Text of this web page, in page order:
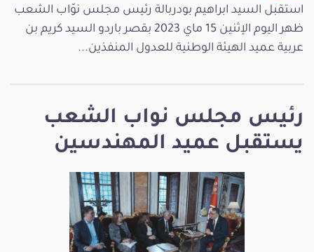
رئيس مجلس نواب الشعب
يستقبل عميد المهندسين
استقبل السيد ابراهيم بودربالة رئيس مجلس نوّاب الشعب
ظهر اليوم الإثنين 15 ماي 2023 بقصر باردو السيد كريم بن
عربية عميد الهيئة الوطنية للعدول المنفذين...